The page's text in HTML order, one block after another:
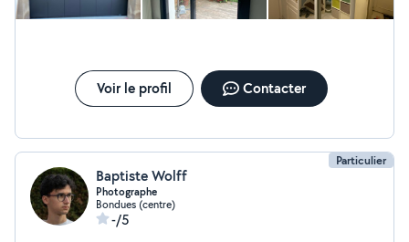
Voir le profil Contacter
Particulier
Baptiste Wolff
Photographe
Bondues (centre)
-/5